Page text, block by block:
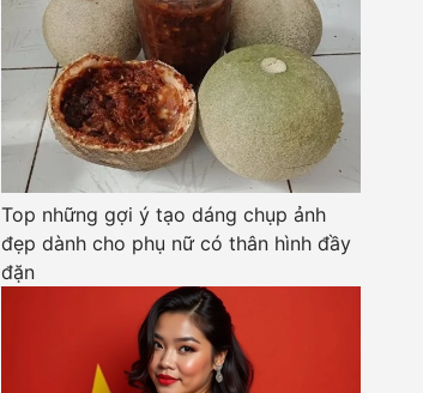
Top những gợi ý tạo dáng chụp ảnh
đẹp dành cho phụ nữ có thân hình đầy
đặn